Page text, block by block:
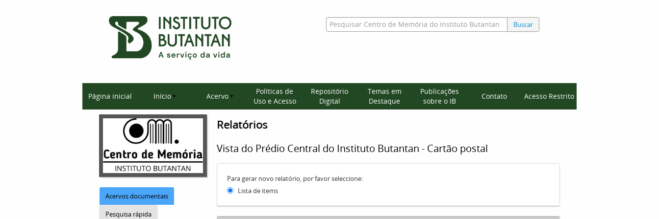
Buscar
Página inicial Início Acervo
Políticas de
Uso e Acesso
Repositório
Digital
Temas em
Destaque
Publicações
sobre o IB
Contato Acesso Restrito
Acervos documentais
Pesquisa rápida
Relatórios
Vista do Prédio Central do Instituto Butantan - Cartão postal
Para gerar novo relatório, por favor seleccione:
Lista de items